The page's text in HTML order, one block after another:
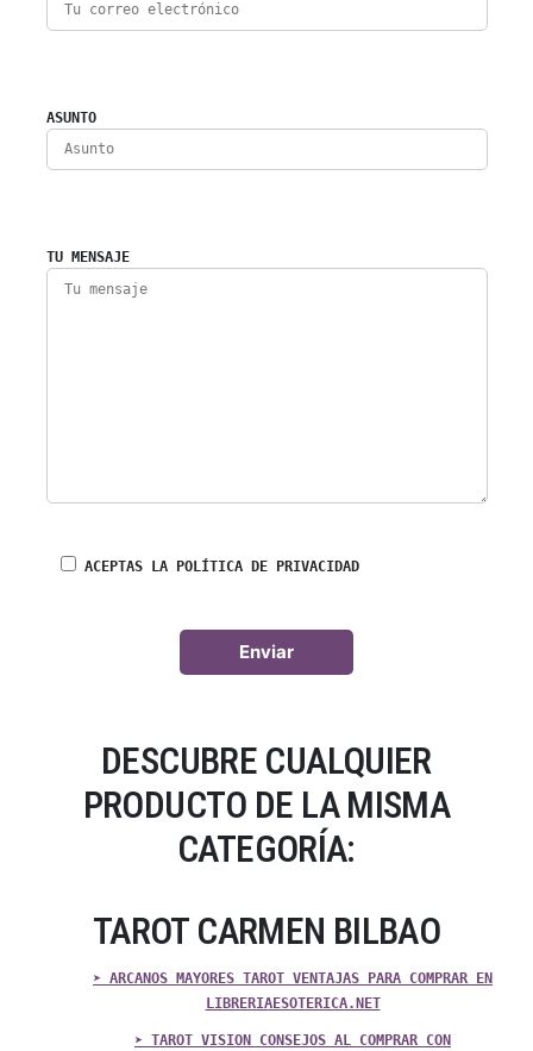
ASUNTO
TU MENSAJE
ACEPTAS LA POLÍTICA DE PRIVACIDAD
DESCUBRE CUALQUIER
PRODUCTO DE LA MISMA
CATEGORÍA:
TAROT CARMEN BILBAO
➤ ARCANOS MAYORES TAROT VENTAJAS PARA COMPRAR EN
LIBRERIAESOTERICA.NET
➤ TAROT VISION CONSEJOS AL COMPRAR CON